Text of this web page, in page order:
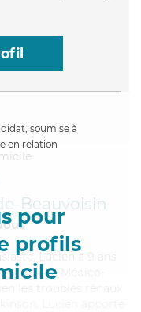
soumise à
en relation
pour
profils
Beauvoisin
Lucien a 9 ans
d'Aide Médico-